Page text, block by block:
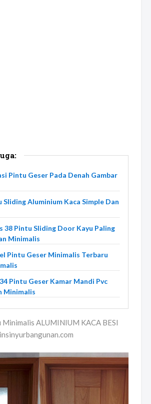
Pintu Geser Pada Denah Gambar
Sliding Aluminium Kaca Simple Dan
38 Pintu Sliding Door Kayu Paling
Minimalis
Pintu Geser Minimalis Terbaru
Pintu Geser Kamar Mandi Pvc
Minimalis
ALUMINIUM KACA BESI